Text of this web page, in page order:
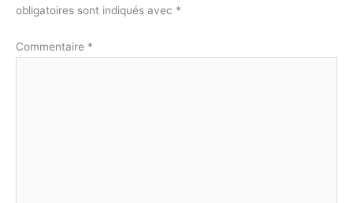
obligatoires sont indiqués avec *
Commentaire *